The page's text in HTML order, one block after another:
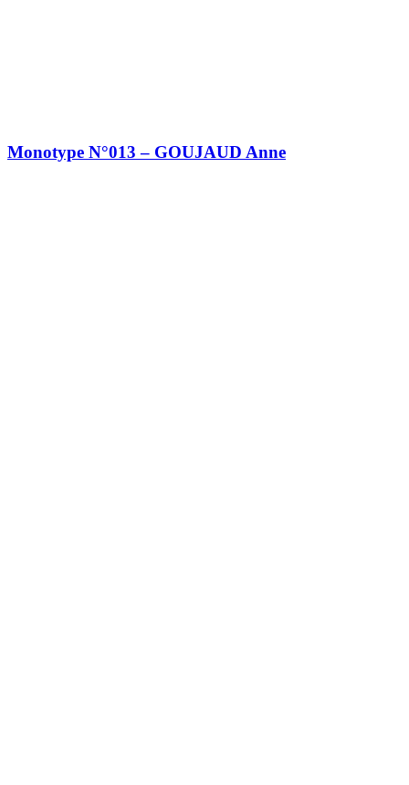
Monotype N°013 – GOUJAUD Anne